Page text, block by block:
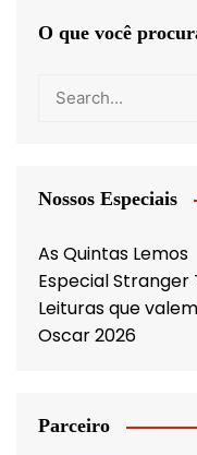
O que você
Nossos Especiais
As Quintas Lemos
Especial Stranger
Leituras que
Oscar 2026
Parceiro